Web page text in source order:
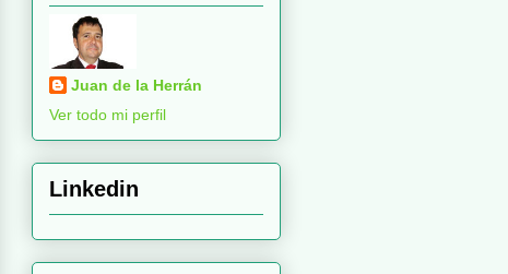
Juan de la Herrán
Ver todo mi perfil
Linkedin